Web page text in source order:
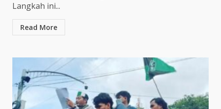
Langkah ini...
Read More